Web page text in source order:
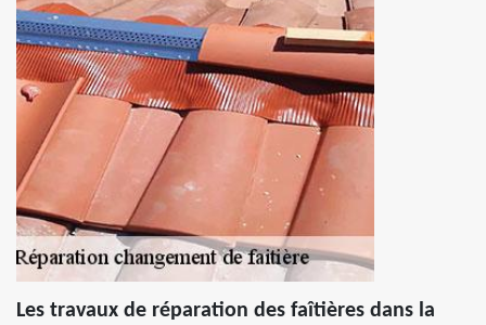
Les travaux de réparation des faîtières dans la